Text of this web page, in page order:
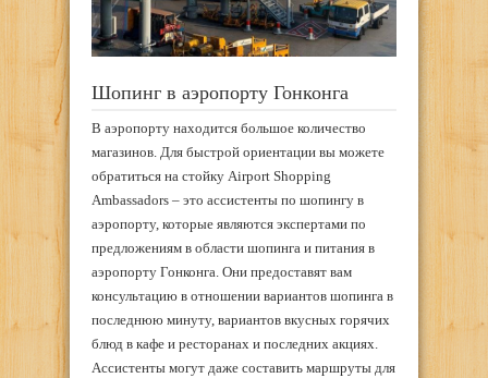
Шопинг в аэропорту Гонконга
В аэропорту находится большое количество
магазинов. Для быстрой ориентации вы можете
обратиться на стойку Airport Shopping
Ambassadors – это ассистенты по шопингу в
аэропорту, которые являются экспертами по
предложениям в области шопинга и питания в
аэропорту Гонконга. Они предоставят вам
консультацию в отношении вариантов шопинга в
последнюю минуту, вариантов вкусных горячих
блюд в кафе и ресторанах и последних акциях.
Ассистенты могут даже составить маршруты для